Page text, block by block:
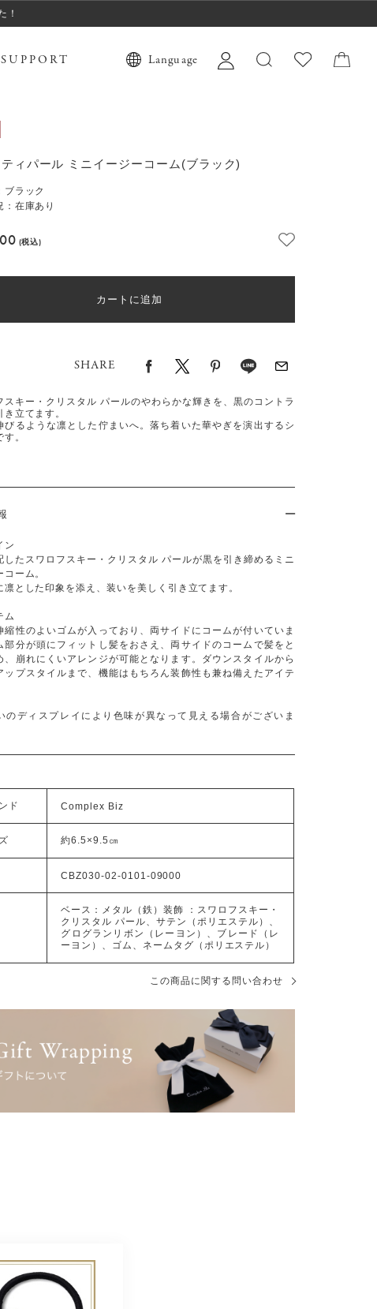
！
SUPPORT Language
ィパール ミニイージーコーム(ブラック)
ブラック
：在庫あり
(税込)
カートに追加
SHARE
スキー・クリスタル パールのやわらかな輝きを、黒のコントラ
き立てます。
びるような凛とした佇まいへ。落ち着いた華やぎを演出するシ
。
ン
したスワロフスキー・クリスタル パールが黒を引き締めるミニ
コーム。
凛とした印象を添え、装いを美しく引き立てます。
ム
縮性のよいゴムが入っており、両サイドにコームが付いていま
部分が頭にフィットし髪をおさえ、両サイドのコームで髪をと
、崩れにくいアレンジが可能となります。ダウンスタイルから
ップスタイルまで、機能はもちろん装飾性も兼ね備えたアイテ
のディスプレイにより色味が異なって見える場合がございま
ド Complex Biz
約6.5×9.5㎝
CBZ030-02-0101-09000
ベース：メタル（鉄）装飾 ：スワロフスキー・
クリスタル パール、サテン（ポリエステル）、
グログランリボン（レーヨン）、ブレード（レ
ーヨン）、ゴム、ネームタグ（ポリエステル）
この商品に関する問い合わせ